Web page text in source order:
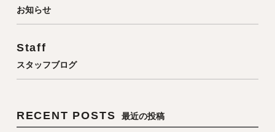
お知らせ
Staff
スタッフブログ
RECENT POSTS 最近の投稿